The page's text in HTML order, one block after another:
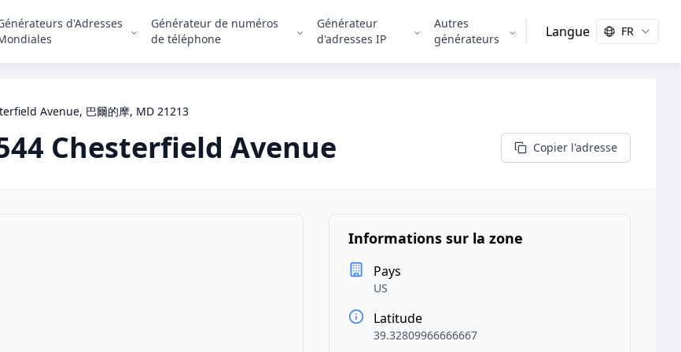
d'Adresses
Générateur de numéros
de téléphone
Générateur
d'adresses IP
Autres
générateurs
Langue FR
Avenue, 巴爾的摩, MD 21213
Chesterfield Avenue Copier l'adresse
Informations sur la zone
Pays
US
Latitude
39.32809966666667